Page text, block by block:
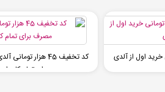
برای تمام کاربران